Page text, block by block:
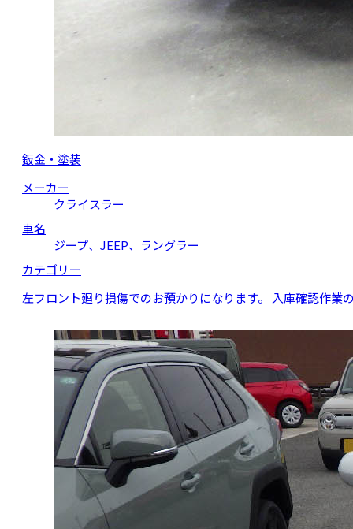
鈑金・塗装
メーカー
クライスラー
車名
ジープ、JEEP、ラングラー
カテゴリー
左フロント廻り損傷でのお預かりになります。 入庫確認作